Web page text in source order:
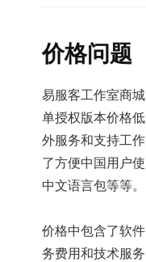
价格问题
易服客工作室商
单授权版本价格
外服务和支持工
了方便中国用户
中文语言包等等。
价格中包含了软
务费用和技术服